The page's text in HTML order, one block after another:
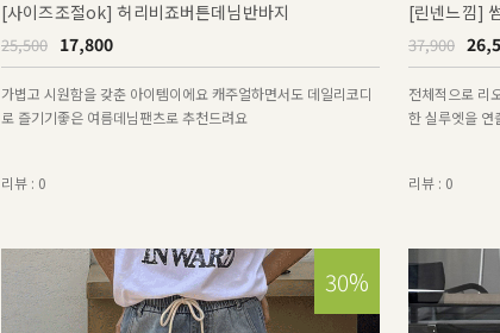
[사이즈조절ok] 허리비죠버튼데님반바지
25,500 17,800
가볍고 시원함을 갖춘 아이템이에요 캐주얼하면서도 데일리코디
로 즐기기좋은 여름데님팬츠로 추천드려요
리뷰 : 0
[린넨느낌]
37,900
전체적으로 리
한 실루엣을 연
리뷰 : 0
30%